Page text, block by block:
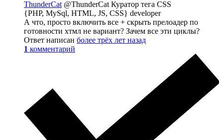
ThunderCat @ThunderCat Куратор тега CSS
{PHP, MySql, HTML, JS, CSS} developer
А что, просто включить все + скрыть прелоадер по
готовности хтмл не вариант? Зачем все эти циклы?
Ответ написан более трёх лет назад
1 комментарий